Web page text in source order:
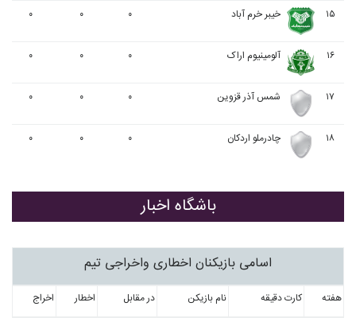
۱۵ خيبر خرم آباد ۰ ۰ ۰
۱۶ آلومينيوم اراک ۰ ۰ ۰
۱۷ شمس آذر قزوین ۰ ۰ ۰
۱۸ چادرملو اردکان ۰ ۰ ۰
باشگاه اخبار
اسامی بازیکنان اخطاری واخراجی تیم
هفته کارت دقیقه نام بازیکن در مقابل اخطار اخراج